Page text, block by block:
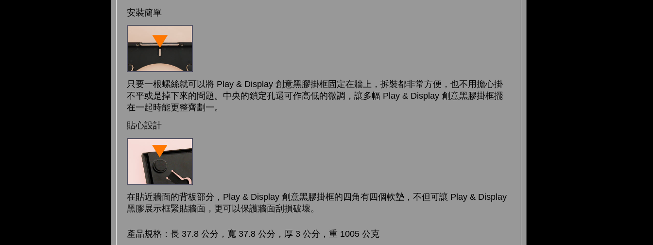
安裝簡單
只要一根螺絲就可以將 Play & Display 創意黑膠掛框固定在牆上，拆裝都非常方便，也不用擔心掛
不平或是掉下來的問題。中央的鎖定孔還可作高低的微調，讓多幅 Play & Display 創意黑膠掛框擺
在一起時能更整齊劃一。
貼心設計
在貼近牆面的背板部分，Play & Display 創意黑膠掛框的四角有四個軟墊，不但可讓 Play & Display
黑膠展示框緊貼牆面，更可以保護牆面刮損破壞。
產品規格：長 37.8 公分，寬 37.8 公分，厚 3 公分，重 1005 公克